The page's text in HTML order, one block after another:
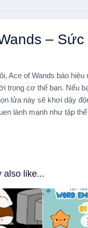
– Sức
Ace of Wands báo hiệu
trong cơ thể bạn. Nếu
lửa này sẽ khơi dậy
lành mạnh như tập
also like...